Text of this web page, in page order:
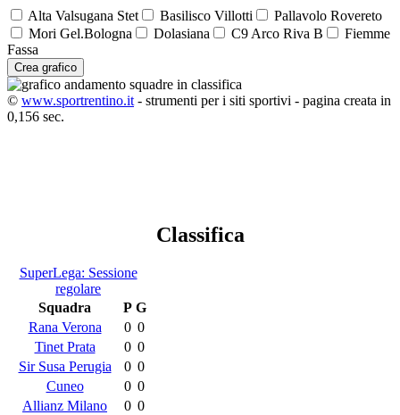
Alta Valsugana Stet Basilisco Villotti
Pallavolo Rovereto
Mori Gel.Bologna
Dolasiana C9 Arco Riva B
Fiemme
Fassa
Crea grafico
© www.sportrentino.it- strumenti per i siti sportivi - pagina creata in
0,156 sec.
Classifica
SuperLega: Sessione
regolare
Squadra
P G
Rana Verona
0 0
Tinet Prata
0 0
Sir Susa Perugia
0 0
Cuneo
0 0
Allianz Milano
0 0